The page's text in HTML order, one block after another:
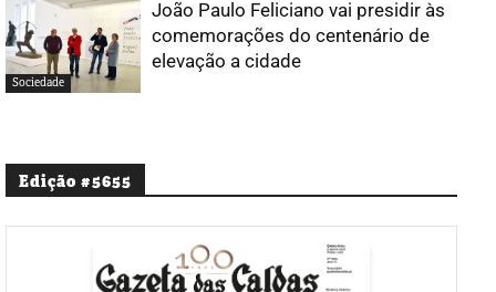
Sociedade
João Paulo Feliciano vai presidir às
comemorações do centenário de
elevação a cidade
Edição #5655